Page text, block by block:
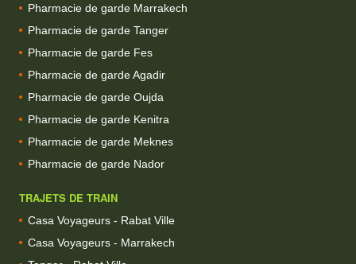
Pharmacie de garde Marrakech
Pharmacie de garde Tanger
Pharmacie de garde Fes
Pharmacie de garde Agadir
Pharmacie de garde Oujda
Pharmacie de garde Kenitra
Pharmacie de garde Meknes
Pharmacie de garde Nador
TRAJETS DE TRAIN
Casa Voyageurs - Rabat Ville
Casa Voyageurs - Marrakech